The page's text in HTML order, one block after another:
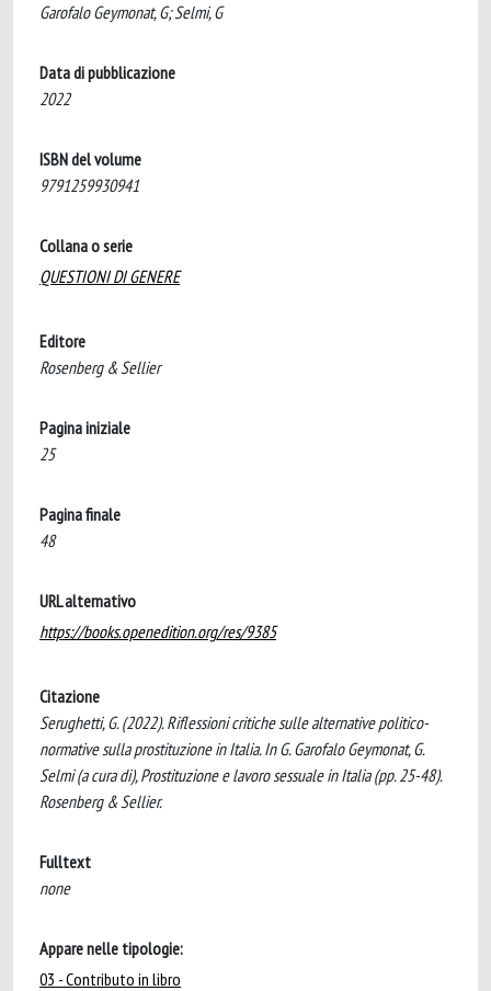
Garofalo Geymonat, G; Selmi, G
Data di pubblicazione
2022
ISBN del volume
9791259930941
Collana o serie
QUESTIONI DI GENERE
Editore
Rosenberg & Sellier
Pagina iniziale
25
Pagina finale
48
URL alternativo
https://books.openedition.org/res/9385
Citazione
Serughetti, G. (2022). Riflessioni critiche sulle alternative politico-
normative sulla prostituzione in Italia. In G. Garofalo Geymonat, G.
Selmi (a cura di), Prostituzione e lavoro sessuale in Italia (pp. 25-48).
Rosenberg & Sellier.
Fulltext
none
Appare nelle tipologie:
03 - Contributo in libro